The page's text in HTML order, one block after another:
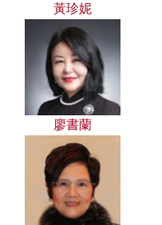
黃珍妮
廖書蘭